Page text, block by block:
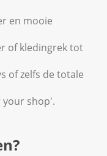
en mooie
of kledingrek tot
of zelfs de totale
your shop'.